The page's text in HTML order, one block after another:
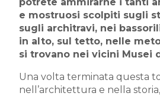
e mostruosi scolpiti sugli
sugli architravi, nei
in alto, sul tetto, nelle
si trovano nei vicini Musei
Una volta terminata questa
nell’architettura e nella